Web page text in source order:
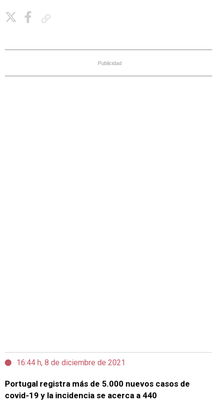
Publicidad
16:44 h, 8 de diciembre de 2021
Portugal registra más de 5.000 nuevos casos de
covid-19 y la incidencia se acerca a 440